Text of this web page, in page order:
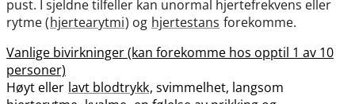
pust. I sjeldne tilfeller kan unormal hjertefrekvens eller
rytme (hjertearytmi) og hjertestans forekomme.
Vanlige bivirkninger (kan forekomme hos opptil 1 av 10
personer)
Høyt eller lavt blodtrykk, svimmelhet, langsom